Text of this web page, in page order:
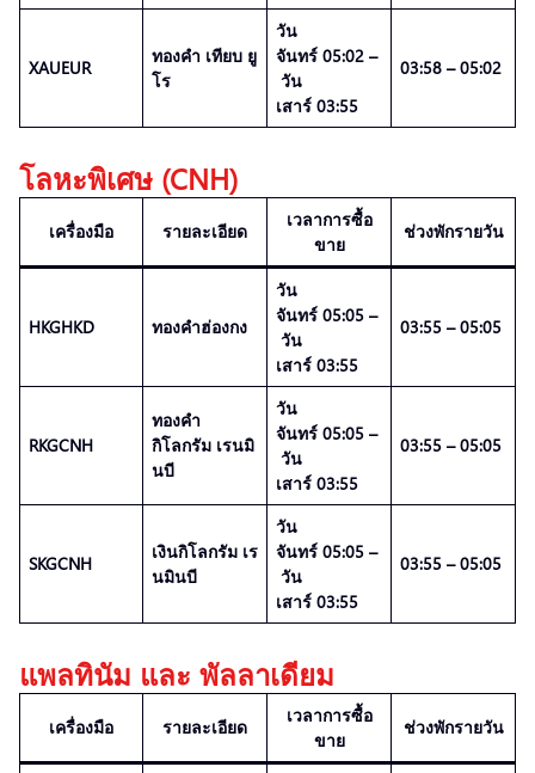
XAUEUR
ทองคำ เทียบ ยู
โร
วัน
จันทร์ 05:02 –
วัน
เสาร์ 03:55
03:58 – 05:02
โลหะพิเศษ (CNH)
เครื่องมือ รายละเอียด
เวลาการซื้อ
ขาย
ช่วงพักรายวัน
HKGHKD ทองคำฮ่องกง
วัน
จันทร์ 05:05 –
วัน
เสาร์ 03:55
03:55 – 05:05
RKGCNH
ทองคำ
กิโลกรัม เรนมิ
นบี
วัน
จันทร์ 05:05 –
วัน
เสาร์ 03:55
03:55 – 05:05
SKGCNH
เงินกิโลกรัม เร
นมินบี
วัน
จันทร์ 05:05 –
วัน
เสาร์ 03:55
03:55 – 05:05
แพลทินัม และ พัลลาเดียม
เครื่องมือ รายละเอียด
เวลาการซื้อ
ขาย
ช่วงพักรายวัน